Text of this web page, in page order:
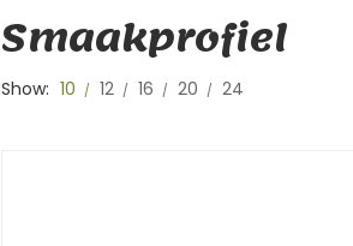
Smaakprofiel
Show: 10 12 16 20 24